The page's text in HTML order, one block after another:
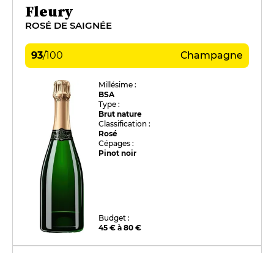
Fleury
ROSÉ DE SAIGNÉE
93/100 Champagne
Millésime :
BSA
Type :
Brut nature
Classification :
Rosé
Cépages :
Pinot noir
Budget :
45 € à 80 €